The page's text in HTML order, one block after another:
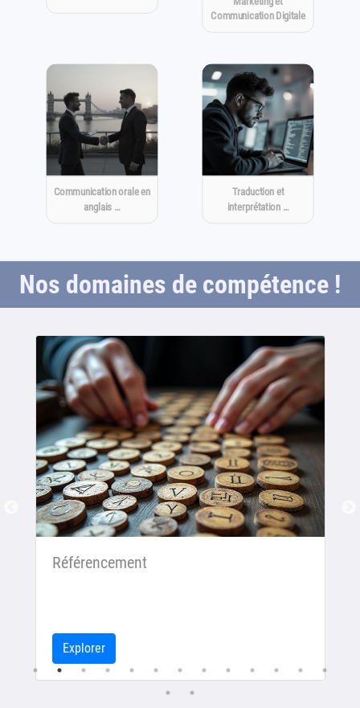
Communication Digitale
Communication orale en
anglais …
Traduction et
interprétation …
Nos domaines de compétence !
Référencement
Explorer